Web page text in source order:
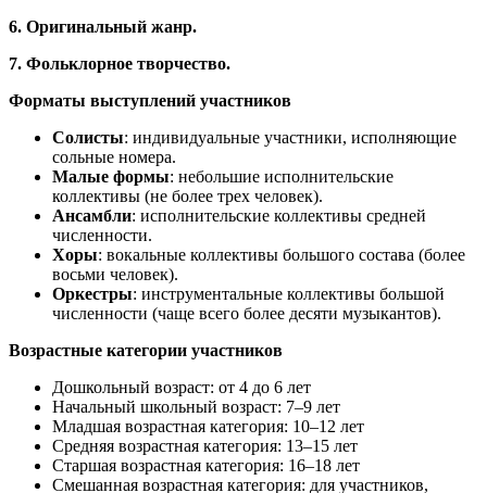
6.​ Оригинальный жанр.
7.​ Фольклорное творчество.
Форматы выступлений участников
Солисты: индивидуальные участники, исполняющие
сольные номера.
Малые формы: небольшие исполнительские
коллективы (не более трех человек).
Ансамбли: исполнительские коллективы средней
численности.
Хоры: вокальные коллективы большого состава (более
восьми человек).
Оркестры: инструментальные коллективы большой
численности (чаще всего более десяти музыкантов).
Возрастные категории участников
Дошкольный возраст: от 4 до 6 лет
Начальный школьный возраст: 7–9 лет
Младшая возрастная категория: 10–12 лет
Средняя возрастная категория: 13–15 лет
Старшая возрастная категория: 16–18 лет
Смешанная возрастная категория: для участников,